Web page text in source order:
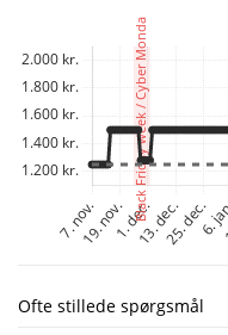
Ofte stillede spørgsmål